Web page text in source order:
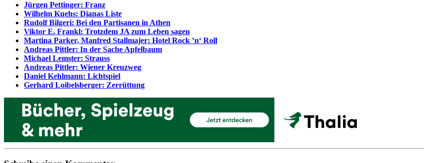
Jürgen Pettinger: Franz
Wilhelm Kuehs: Dianas Liste
Rudolf Bilgeri: Bei den Partisanen in Athen
Viktor E. Frankl: Trotzdem JA zum Leben sagen
Martina Parker, Manfred Stallmajer: Hotel Rock ’n‘ Roll
Andreas Pittler: In der Sache Apfelbaum
Michael Lemster: Strauss
Andreas Pittler: Wiener Kreuzweg
Daniel Kehlmann: Lichtspiel
Gerhard Loibelsberger: Zerrüttung